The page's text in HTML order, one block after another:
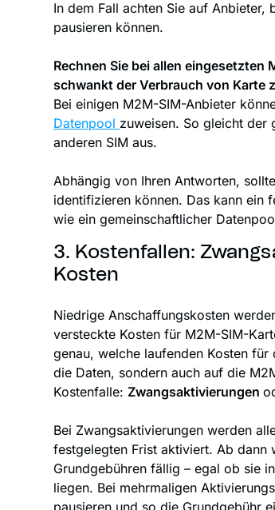
In dem Fall achten Sie auf Anbieter,
pausieren können.
Rechnen Sie bei allen
schwankt der Verbrauch von Karte
Bei einigen M2M-SIM-Anbieter
Datenpool zuweisen. So gleicht der
anderen SIM aus.
Abhängig von Ihren Antworten,
identifizieren können. Das kann ein
wie ein gemeinschaftlicher
3. Kostenfallen:
Kosten
Niedrige Anschaffungskosten
versteckte Kosten für M2M-SIM-
genau, welche laufenden Kosten
die Daten, sondern auch auf die
Kostenfalle:Zwangsaktivierungen
Bei Zwangsaktivierungen werden
festgelegten Frist aktiviert. Ab dann
Grundgebühren fällig – egal ob sie
liegen. Bei mehrmaligen
pausieren und so die Grundgebühr